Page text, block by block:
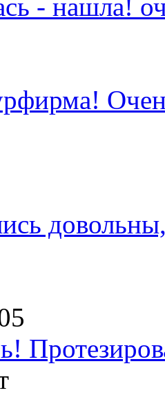
- нашла!